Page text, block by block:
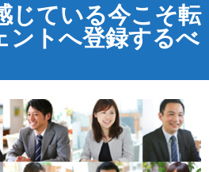
じている今こそ転
ントへ登録するべ